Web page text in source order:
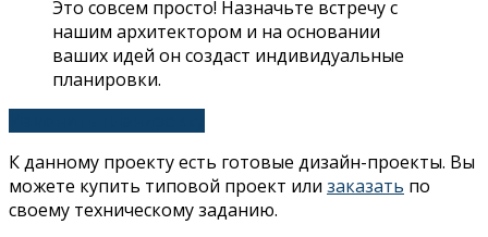
Это совсем просто! Назначьте встречу с
нашим архитектором и на основании
ваших идей он создаст индивидуальные
планировки.
К данному проекту есть готовые дизайн-проекты. Вы
можете купить типовой проект или заказать по
своему техническому заданию.